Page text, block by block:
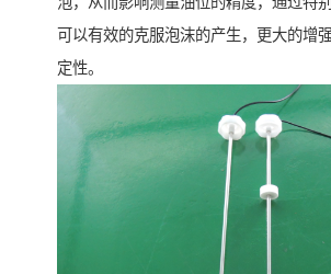
可以有效的克服泡沫的产生，更大的增
定性。